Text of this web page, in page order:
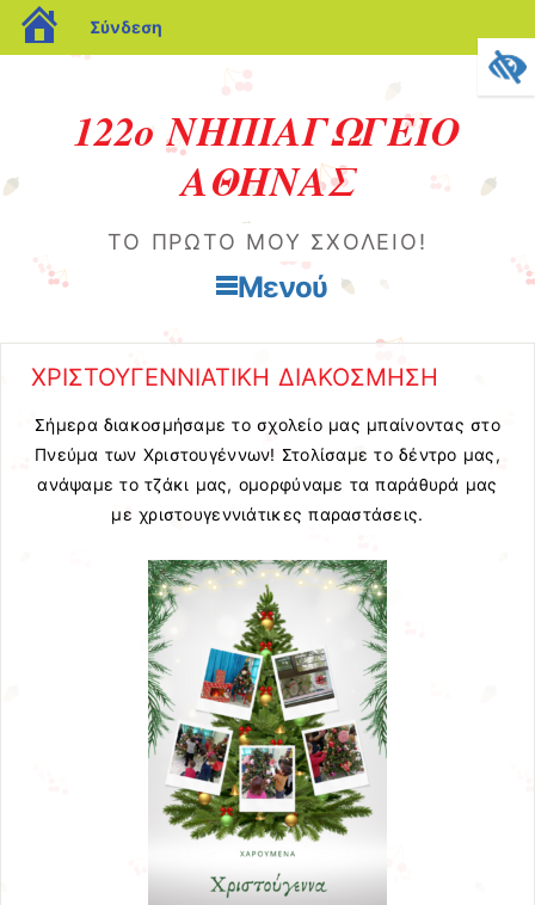
blogs.sch.gr
Σύνδεση
122ο ΝΗΠΙΑΓΩΓΕΙΟ
ΑΘΗΝΑΣ
ΤΟ ΠΡΏΤΟ ΜΟΥ ΣΧΟΛΕΊΟ!
Μενού
ΧΡΙΣΤΟΥΓΕΝΝΙΑΤΙΚΗ ΔΙΑΚΟΣΜΗΣΗ
Σήμερα διακοσμήσαμε το σχολείο μας μπαίνοντας στο
Πνεύμα των Χριστουγέννων! Στολίσαμε το δέντρο μας,
ανάψαμε το τζάκι μας, ομορφύναμε τα παράθυρά μας
με χριστουγεννιάτικες παραστάσεις.